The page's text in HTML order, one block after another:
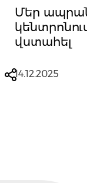
Մեր
վստահել
14.12.2025